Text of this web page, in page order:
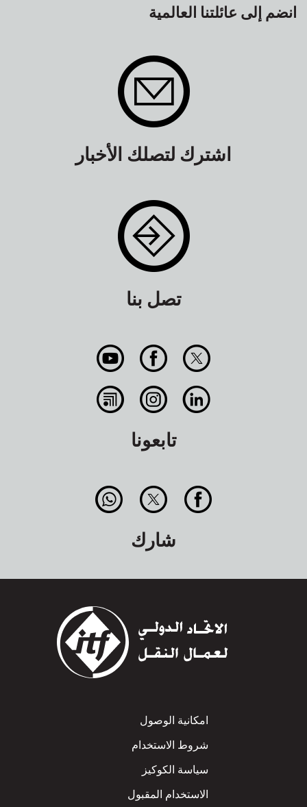
انضم إلى عائلتنا العالمية
اشترك لتصلك الأخبار
تصل بنا
تابعونا
شارك
Footer
امكانية الوصول
شروط الاستخدام
سياسة الكوكيز
الاستخدام المقبول